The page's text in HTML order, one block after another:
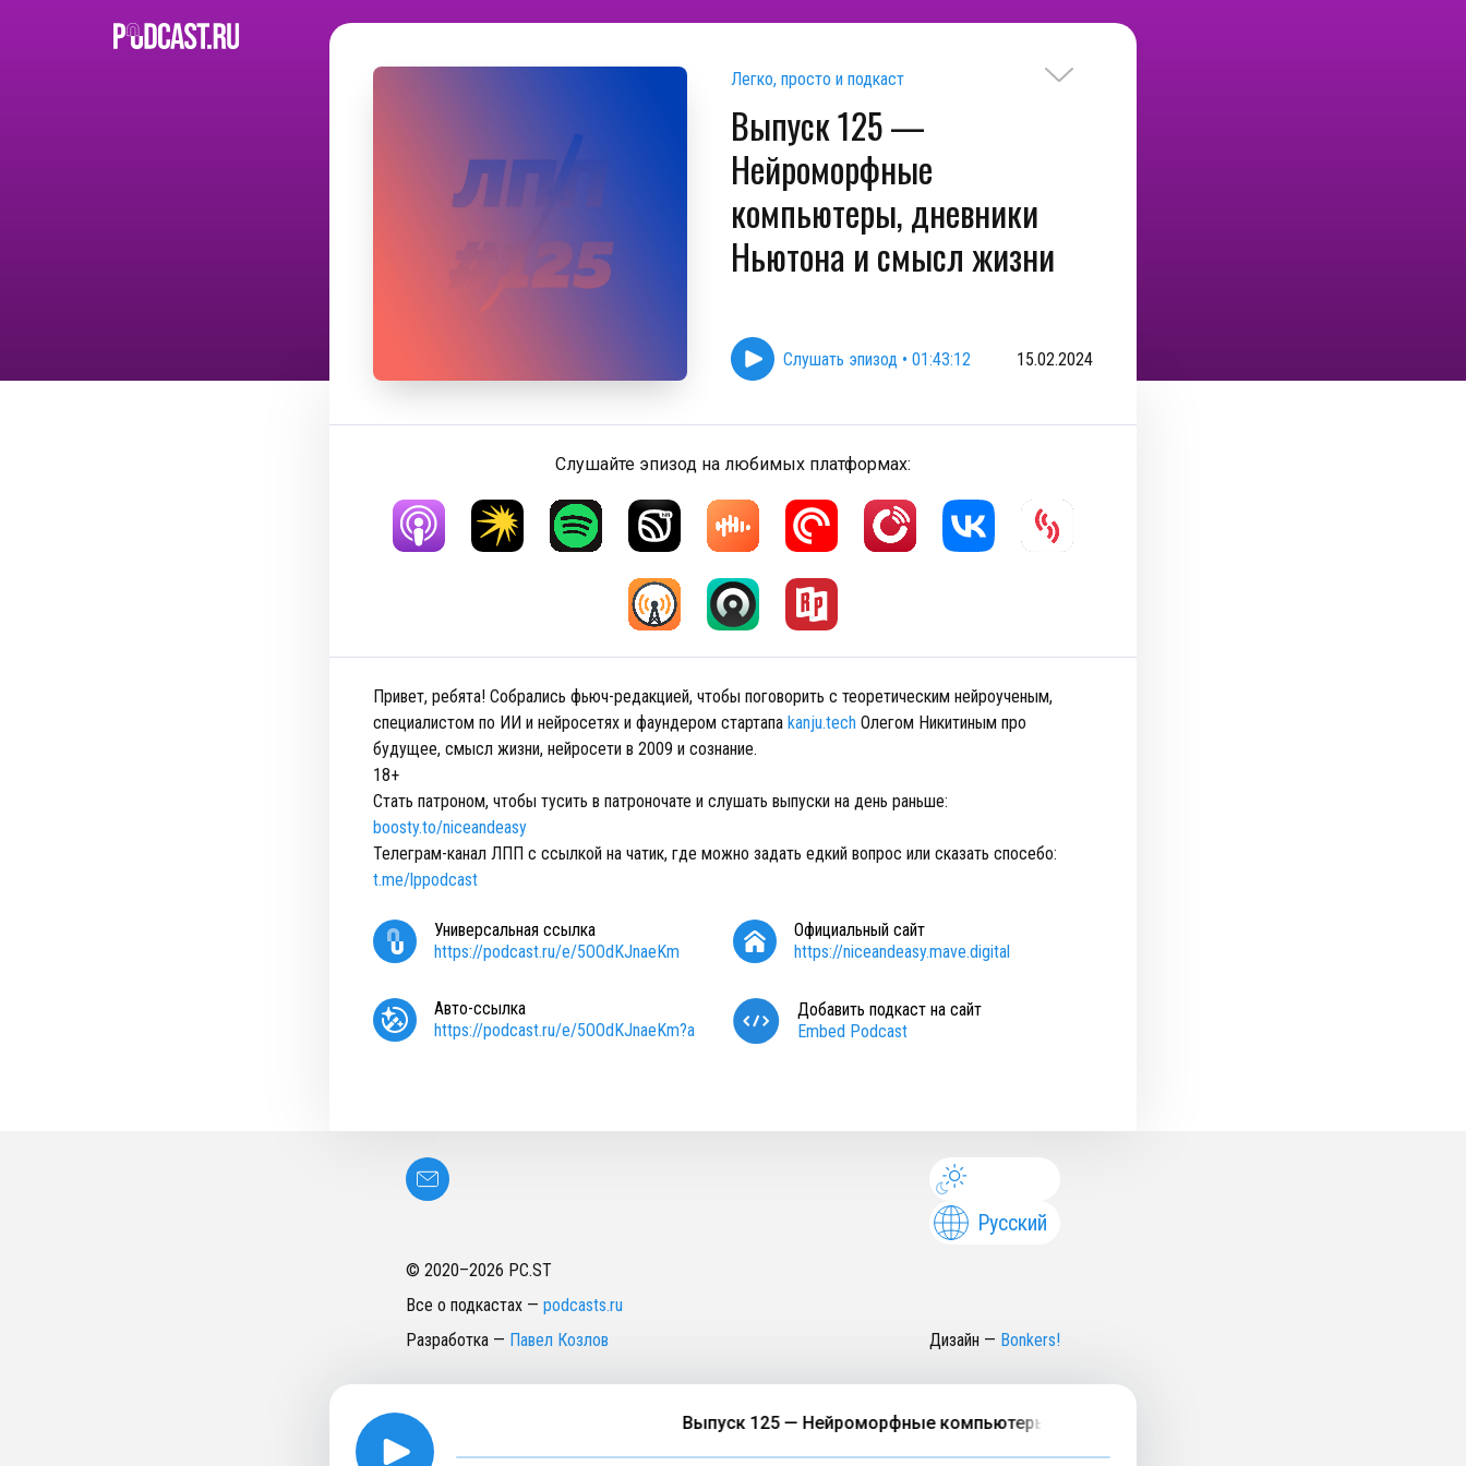
Легко, просто и подкаст
Выпуск 125 —
Нейроморфные
компьютеры, дневники
Ньютона и смысл жизни
Слушать эпизод • 01:43:12 15.02.2024
Слушайте эпизод на любимых платформах:
Привет, ребята! Собрались фьюч-редакцией, чтобы поговорить с теоретическим нейроученым,
специалистом по ИИ и нейросетях и фаундером стартапа kanju.tech Олегом Никитиным про
будущее, смысл жизни, нейросети в 2009 и сознание.
18+
Стать патроном, чтобы тусить в патроночате и слушать выпуски на день раньше:
boosty.to/niceandeasy
Телеграм-канал ЛПП с ссылкой на чатик, где можно задать едкий вопрос или сказать спосебо:
t.me/lppodcast
Универсальная ссылка
https://podcast.ru/e/5OOdKJnaeKm
Официальный сайт
https://niceandeasy.mave.digital
Авто-ссылка
https://podcast.ru/e/5OOdKJnaeKm?a
Добавить подкаст на сайт
Embed Podcast
Русский
© 2020–2026 PC.ST
Все о подкастах — podcasts.ru
Разработка — Павел Козлов Дизайн — Bonkers!
Выпуск 125 — Нейроморфные компьютеры, дневники Ньютона и смысл жизни